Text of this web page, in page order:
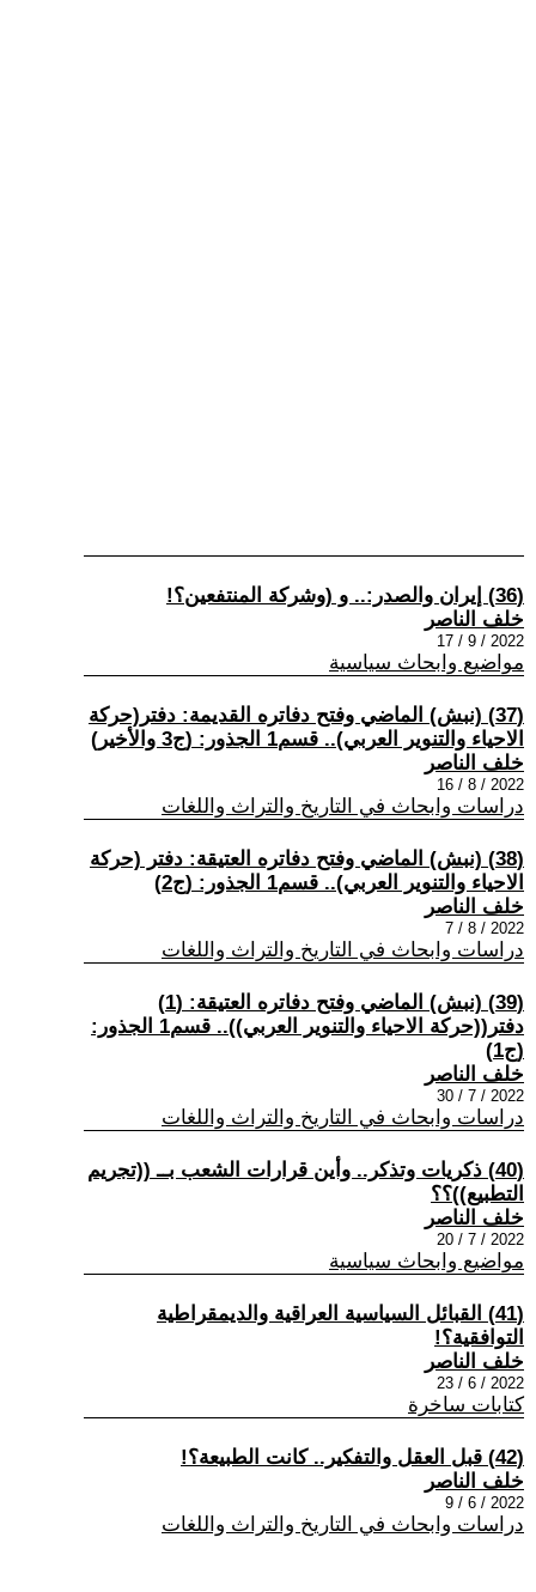
(36) إيران والصدر:.. و (وشركة المنتفعين؟!
خلف الناصر
2022 / 9 / 17
مواضيع وابحاث سياسية
(37) (نبش) الماضي وفتح دفاتره القديمة: دفتر(حركة
الاحياء والتنوير العربي).. قسم1 الجذور: (ج3 والأخير)
خلف الناصر
2022 / 8 / 16
دراسات وابحاث في التاريخ والتراث واللغات
(38) (نبش) الماضي وفتح دفاتره العتيقة: دفتر (حركة
الاحياء والتنوير العربي).. قسم1 الجذور: (ج2)
خلف الناصر
2022 / 8 / 7
دراسات وابحاث في التاريخ والتراث واللغات
(39) (نبش) الماضي وفتح دفاتره العتيقة: (1)
دفتر((حركة الاحياء والتنوير العربي)).. قسم1 الجذور:
(ج1)
خلف الناصر
2022 / 7 / 30
دراسات وابحاث في التاريخ والتراث واللغات
(40) ذكريات وتذكر.. وأين قرارات الشعب بــ ((تجريم
التطبيع))؟؟
خلف الناصر
2022 / 7 / 20
مواضيع وابحاث سياسية
(41) القبائل السياسية العراقية والديمقراطية
التوافقية؟!
خلف الناصر
2022 / 6 / 23
كتابات ساخرة
(42) قبل العقل والتفكير.. كانت الطبيعة؟!
خلف الناصر
2022 / 6 / 9
دراسات وابحاث في التاريخ والتراث واللغات